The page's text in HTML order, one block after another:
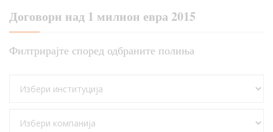
Договори над 1 милион евра 2015
Филтрирајте според одбраните полиња